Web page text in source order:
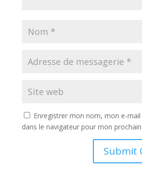
Enregistrer mon nom, mon e-
dans le navigateur pour mon